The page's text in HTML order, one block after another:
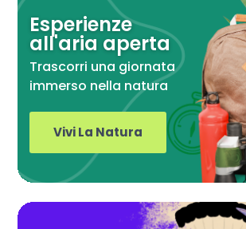
Esperienze
all'aria aperta
Trascorri una giornata
immerso nella natura
Vivi La Natura